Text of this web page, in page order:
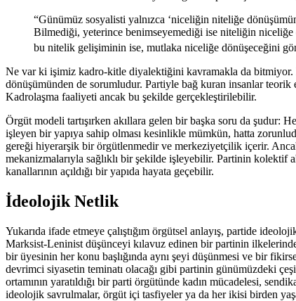
“Günümüz sosyalisti yalnızca ‘niceliğin niteliğe
Bilmediği, yeterince benimseyemediği ise niteliğin
bu nitelik gelişiminin ise, mutlaka niceliğe dönüşeceğini
Ne var ki işimiz kadro-kitle diyalektiğini kavramakla da bitmiyor.
dönüşümünden de sorumludur. Partiyle bağ kuran insanlar
Kadrolaşma faaliyeti ancak bu şekilde gerçekleştirilebilir.
Örgüt modeli tartışırken akıllara gelen bir başka soru da
işleyen bir yapıya sahip olması kesinlikle mümkün, hatta
gereği hiyerarşik bir örgütlenmedir ve merkeziyetçilik içerir.
mekanizmalarıyla sağlıklı bir şekilde işleyebilir. Partinin
kanallarının açıldığı bir yapıda hayata geçebilir.
İdeolojik Netlik
Yukarıda ifade etmeye çalıştığım örgütsel anlayış, partide
Marksist-Leninist düşünceyi kılavuz edinen bir partinin
bir üyesinin her konu başlığında aynı şeyi düşünmesi ve bir
devrimci siyasetin teminatı olacağı gibi partinin günümüzdeki
ortamının yaratıldığı bir parti örgütünde kadın mücadelesi,
ideolojik savrulmalar, örgüt içi tasfiyeler ya da her ikisi birden